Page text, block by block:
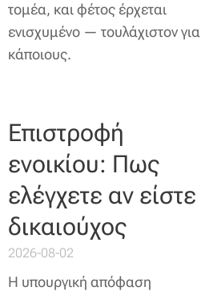
τομέα, και φέτος έρχεται
ενισχυμένο — τουλάχιστον για
κάποιους.
Επιστροφή
ενοικίου: Πως
ελέγχετε αν είστε
δικαιούχος
2026-08-02
Η υπουργική απόφαση